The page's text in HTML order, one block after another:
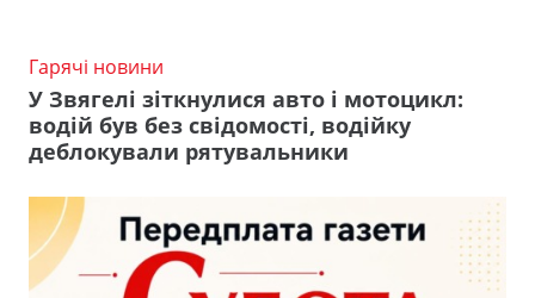
Гарячі новини
У Звягелі зіткнулися авто і мотоцикл:
водій був без свідомості, водійку
деблокували рятувальники